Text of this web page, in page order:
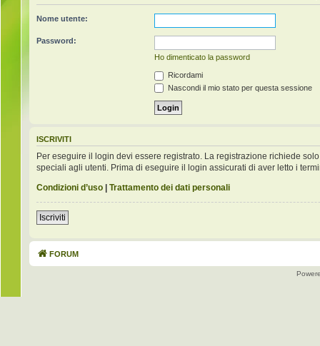
Nome utente:
Password:
Ho dimenticato la password
Ricordami
Nascondi il mio stato per questa sessione
ISCRIVITI
Per eseguire il login devi essere registrato. La registrazione richiede
speciali agli utenti. Prima di eseguire il login assicurati di aver letto i
Condizioni d’uso | Trattamento dei dati personali
Iscriviti
FORUM